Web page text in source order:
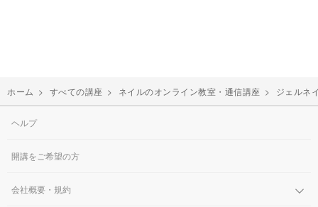
ホーム > すべての講座 > ネイルのオンライン教室・通信講座 > ジェルネ
ヘルプ
開講をご希望の方
会社概要・規約